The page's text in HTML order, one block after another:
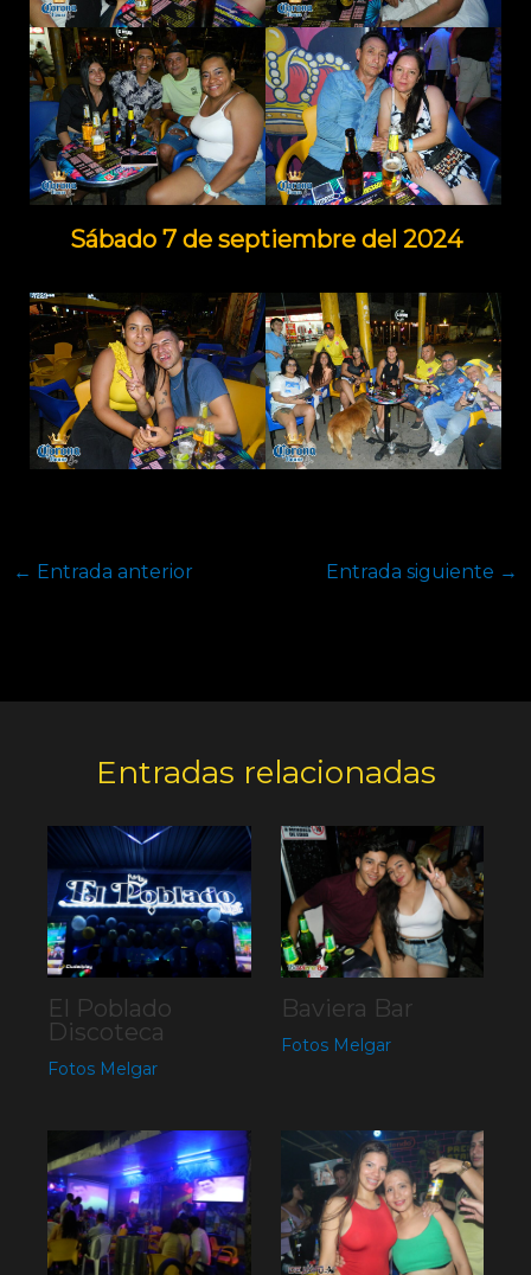
Sábado 7 de septiembre del 2024
← Entrada anterior Entrada siguiente →
Entradas relacionadas
El Poblado
Discoteca
Fotos Melgar
Baviera Bar
Fotos Melgar